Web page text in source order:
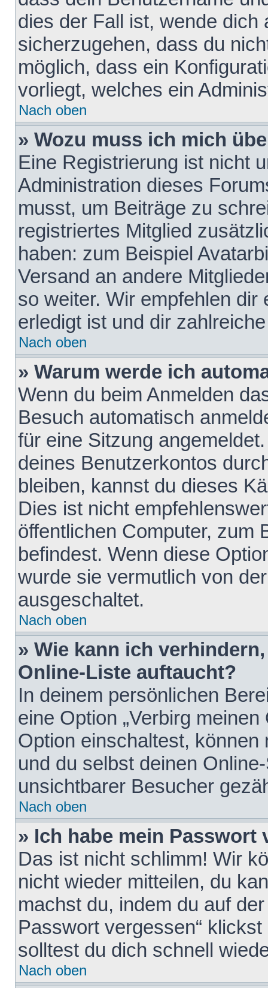
dies der Fall ist, wende dich
sicherzugehen, dass du
möglich, dass ein
vorliegt, welches ein
Nach oben
» Wozu muss ich mich
Eine Registrierung ist nicht
Administration dieses
musst, um Beiträge zu
registriertes Mitglied
haben: zum Beispiel
Versand an andere
so weiter. Wir empfehlen
erledigt ist und dir
Nach oben
» Warum werde ich
Wenn du beim Anmelden
Besuch automatisch
für eine Sitzung
deines Benutzerkontos
bleiben, kannst du dieses
Dies ist nicht
öffentlichen Computer, zum
befindest. Wenn diese
wurde sie vermutlich von
ausgeschaltet.
Nach oben
» Wie kann ich
Online-Liste auftaucht?
In deinem persönlichen
eine Option „Verbirg
Option einschaltest,
und du selbst deinen
unsichtbarer Besucher
Nach oben
» Ich habe mein Passwort
Das ist nicht schlimm! Wir
nicht wieder mitteilen, du
machst du, indem du auf
Passwort vergessen“
solltest du dich schnell
Nach oben